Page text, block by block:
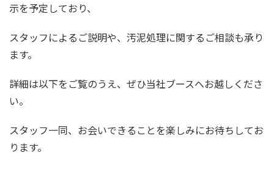
示を予定しており、
スタッフによるご説明や、汚泥処理に関するご相談も承り
ます。
詳細は以下をご覧のうえ、ぜひ当社ブースへお越しくださ
い。
スタッフ一同、お会いできることを楽しみにお待ちしてお
ります。